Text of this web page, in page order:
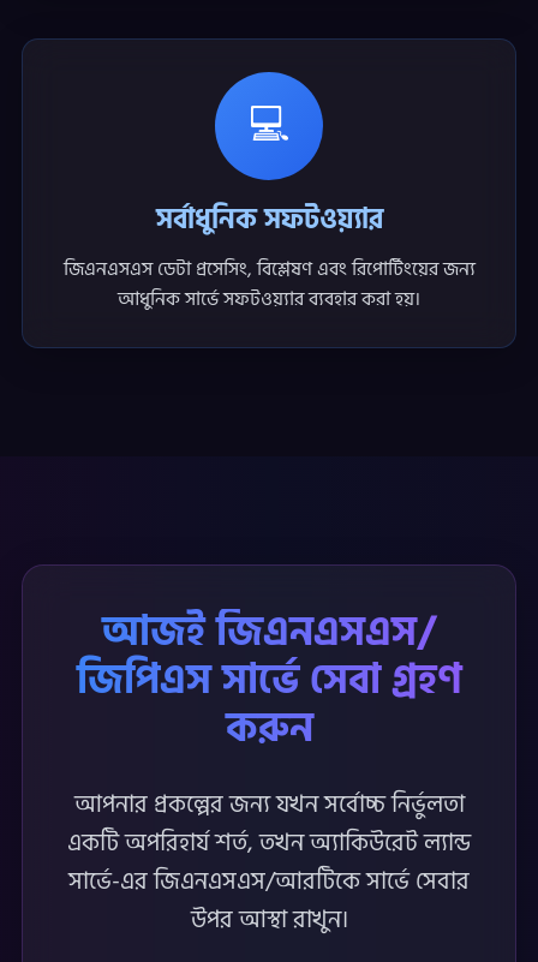
💻
সর্বাধুনিক সফটওয়্যার
জিএনএসএস ডেটা প্রসেসিং, বিশ্লেষণ এবং রিপোর্টিংয়ের জন্য
আধুনিক সার্ভে সফটওয়্যার ব্যবহার করা হয়।
আজই জিএনএসএস/
জিপিএস সার্ভে সেবা গ্রহণ
করুন
আপনার প্রকল্পের জন্য যখন সর্বোচ্চ নির্ভুলতা
একটি অপরিহার্য শর্ত, তখন অ্যাকিউরেট ল্যান্ড
সার্ভে-এর জিএনএসএস/আরটিকে সার্ভে সেবার
উপর আস্থা রাখুন।